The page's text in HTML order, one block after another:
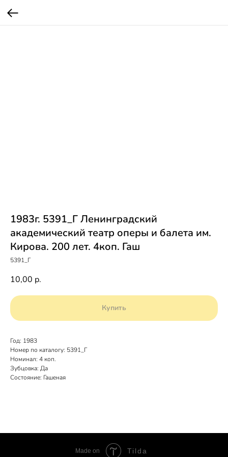
1983г. 5391_Г Ленинградский
академический театр оперы и балета им.
Кирова. 200 лет. 4коп. Гаш
5391_Г
10,00 р.
Купить
Год: 1983
Номер по каталогу: 5391_Г
Номинал: 4 коп.
Зубцовка: Да
Состояние: Гашеная
Made on Tilda